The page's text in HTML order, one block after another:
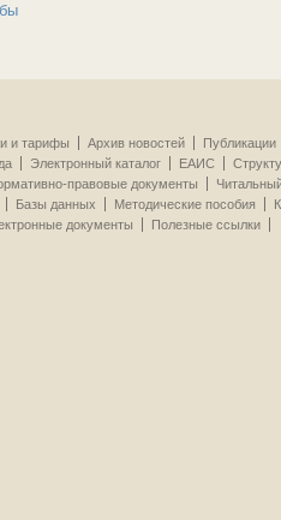
и тарифы Архив новостей
Публикации
Электронный каталог ЕАИС
правовые документы
Базы данных Методические пособия
документы Полезные ссылки